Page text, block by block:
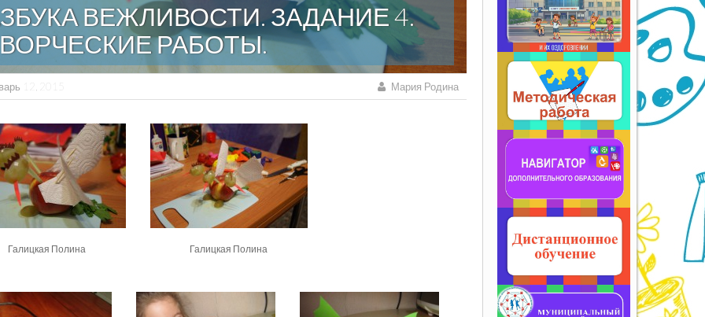
ВЕЖЛИВОСТИ. ЗАДАНИЕ 4.
РАБОТЫ.
12, 2015 Мария Родина
Галицкая Полина Галицкая Полина